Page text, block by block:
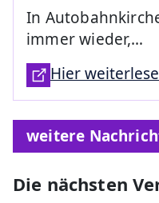
In
immer wieder,…
Hier
weitere
Die nächsten